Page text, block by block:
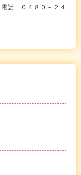
話 ０４８０－２４